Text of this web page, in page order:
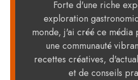
Forte d'une riche
exploration
monde, j'ai créé ce média
une communauté
recettes créatives,
et de conseils